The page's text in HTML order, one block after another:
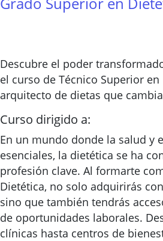
Descubre el poder
el curso de Técnico Superior en
arquitecto de dietas que
Curso dirigido a:
En un mundo donde la salud y
esenciales, la dietética se ha
profesión clave. Al formarte
Dietética, no solo adquirirás
sino que también tendrás
de oportunidades laborales.
clínicas hasta centros de